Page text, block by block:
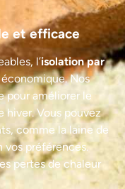
et efficace
l’isolation par
Nos
pour améliorer le
Vous pouvez
comme la laine de
vos préférences.
pertes de chaleur